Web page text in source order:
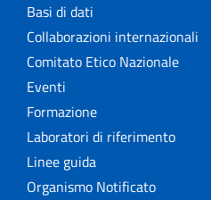
Basi di dati
Collaborazioni internazionali
Comitato Etico Nazionale
Eventi
Formazione
Laboratori di riferimento
Linee guida
Organismo Notificato